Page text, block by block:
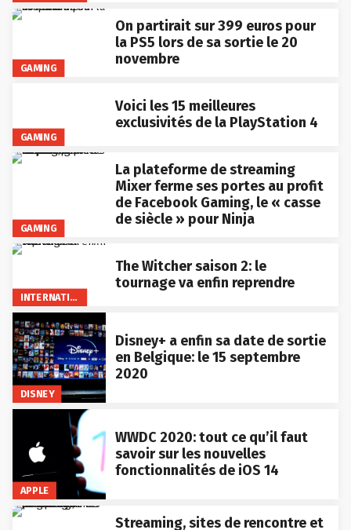
GAMING
On partirait sur 399 euros pour
la PS5 lors de sa sortie le 20
novembre
GAMING
Voici les 15 meilleures
exclusivités de la PlayStation 4
GAMING
La plateforme de streaming
Mixer ferme ses portes au profit
de Facebook Gaming, le « casse
de siècle » pour Ninja
INTERNATIONAL
The Witcher saison 2: le
tournage va enfin reprendre
DISNEY
Disney+ a enfin sa date de sortie
en Belgique: le 15 septembre
2020
APPLE
WWDC 2020: tout ce qu’il faut
savoir sur les nouvelles
fonctionnalités de iOS 14
Streaming, sites de rencontre et